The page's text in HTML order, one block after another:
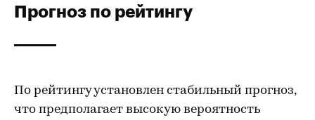
Прогноз по рейтингу
По рейтингу установлен стабильный прогноз,
что предполагает высокую вероятность